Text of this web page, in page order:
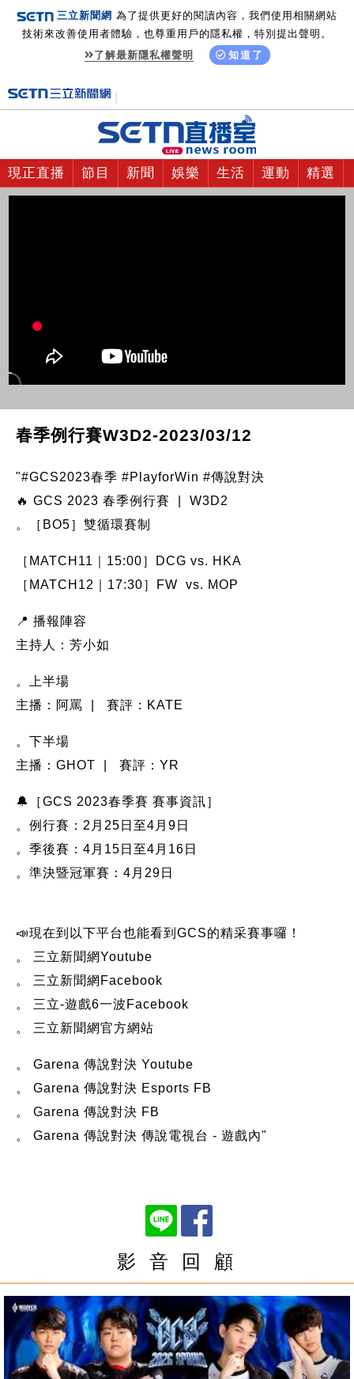
三立新聞網 為了提供更好的閱讀內容，我們使用相關網站
技術來改善使用者體驗，也尊重用戶的隱私權，特別提出聲明。
了解最新隱私權聲明
知道了
現正直播 節目 新聞 娛樂 生活 運動 精選
春季例行賽W3D2-2023/03/12
"#GCS2023春季 #PlayforWin #傳說對決
🔥 GCS 2023 春季例行賽 | W3D2
。［BO5］雙循環賽制
［MATCH11｜15:00］DCG vs. HKA
［MATCH12｜17:30］FW vs. MOP
📍 播報陣容
主持人：芳小如
。上半場
主播：阿罵 | 賽評：KATE
。下半場
主播：GHOT | 賽評：YR
🔔［GCS 2023春季賽 賽事資訊］
。例行賽：2月25日至4月9日
。季後賽：4月15日至4月16日
。準決暨冠軍賽：4月29日
📣現在到以下平台也能看到GCS的精采賽事囉！
。 三立新聞網Youtube
。 三立新聞網Facebook
。 三立-遊戲6一波Facebook
。 三立新聞網官方網站
。 Garena 傳說對決 Youtube
。 Garena 傳說對決 Esports FB
。 Garena 傳說對決 FB
。 Garena 傳說對決 傳說電視台 - 遊戲內"
影 音 回 顧